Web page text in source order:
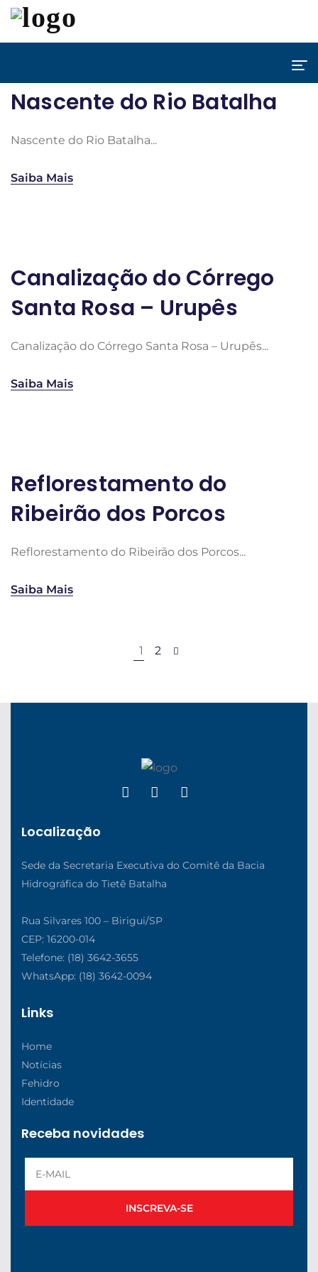
Nascente do Rio Batalha
Nascente do Rio Batalha...
Saiba Mais
Canalização do Córrego
Santa Rosa – Urupês
Canalização do Córrego Santa Rosa – Urupês...
Saiba Mais
Reflorestamento do
Ribeirão dos Porcos
Reflorestamento do Ribeirão dos Porcos...
Saiba Mais
1 2
Localização
Sede da Secretaria Executiva do Comitê da Bacia
Hidrográfica do Tietê Batalha
Rua Silvares 100 – Birigui/SP
CEP: 16200-014
Telefone: (18) 3642-3655
WhatsApp: (18) 3642-0094
Links
Home
Notícias
Fehidro
Identidade
Receba novidades